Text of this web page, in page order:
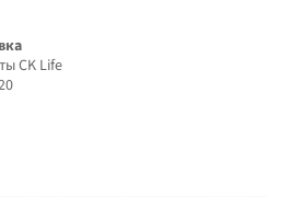
CK Life